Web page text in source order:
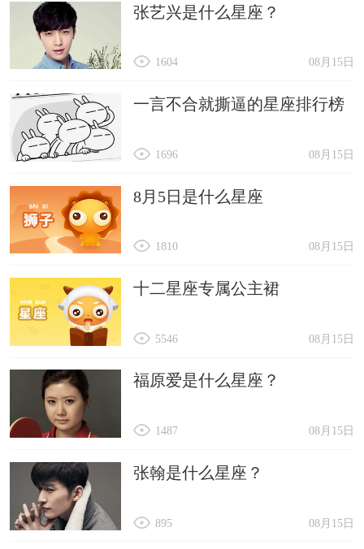
张艺兴是什么星座？
08月15日
1604
一言不合就撕逼的星座排行榜
08月15日
1696
8月5日是什么星座
08月15日
1810
十二星座专属公主裙
08月15日
5546
福原爱是什么星座？
08月15日
1487
张翰是什么星座？
08月15日
895